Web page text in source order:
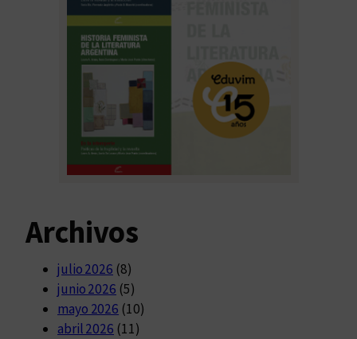
Archivos
julio 2026 (8)
junio 2026 (5)
mayo 2026 (10)
abril 2026 (11)